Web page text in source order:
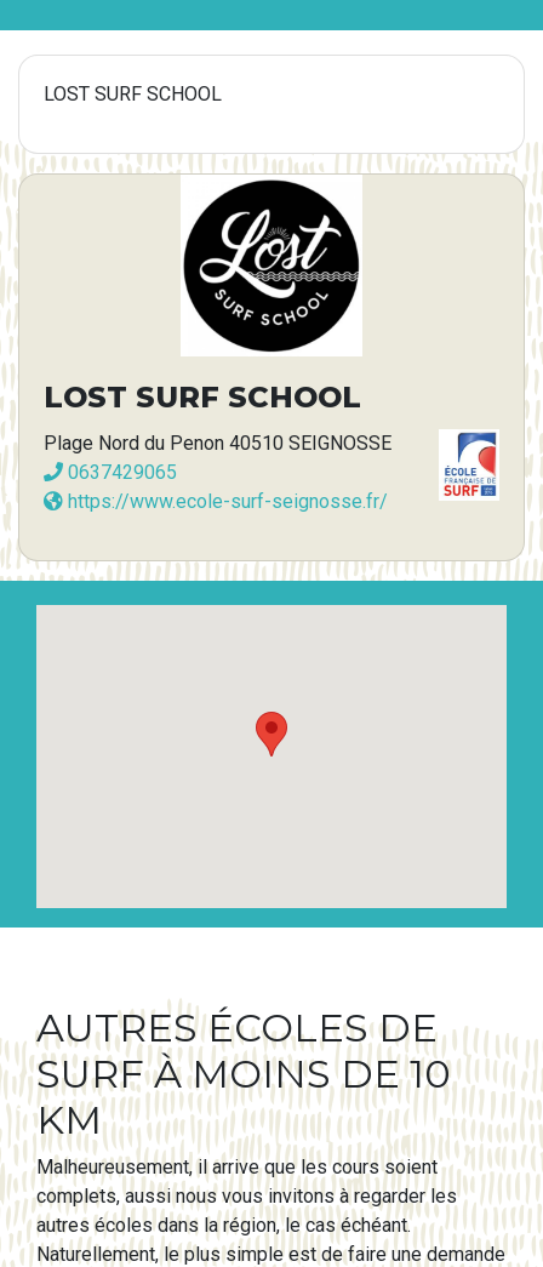
LOST SURF SCHOOL
LOST SURF SCHOOL
Plage Nord du Penon 40510 SEIGNOSSE
0637429065
https://www.ecole-surf-seignosse.fr/
AUTRES ÉCOLES DE
SURF À MOINS DE 10
KM
Malheureusement, il arrive que les cours soient
complets, aussi nous vous invitons à regarder les
autres écoles dans la région, le cas échéant.
Naturellement, le plus simple est de faire une demande